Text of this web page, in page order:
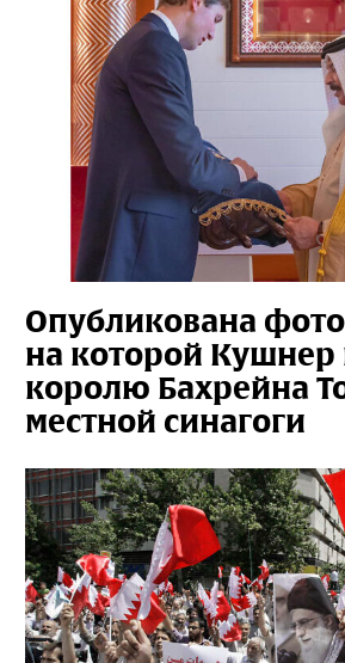
Опубликована
на которой Кушнер
королю Бахрейна
местной синагоги